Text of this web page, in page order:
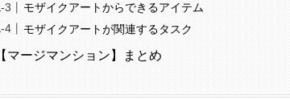
モザイクアートからできるアイテム
モザイクアートが関連するタスク
【マージマンション】まとめ